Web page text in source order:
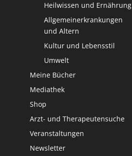
Heilwissen und Ernährung
Allgemeinerkrankungen
und Altern
Kultur und Lebensstil
Umwelt
Meine Bücher
Mediathek
Shop
Arzt- und Therapeutensuche
Veranstaltungen
Newsletter